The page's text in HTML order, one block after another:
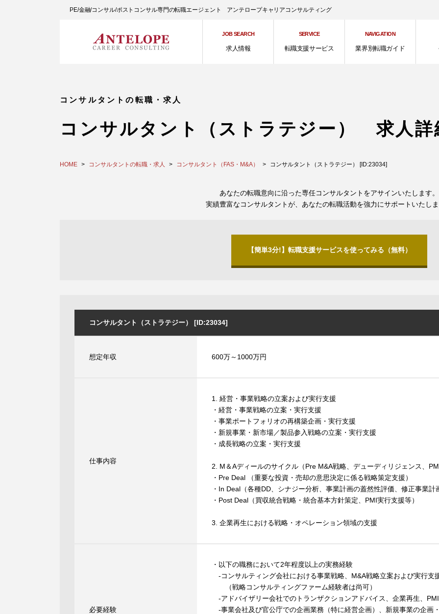
PE/金融/コンサル/ポストコンサル専門の転職エージェント アンテロープキャリアコンサルティング
JOB SEARCH
求人情報
SERVICE
転職支援サービス
NAVIGATION
業界別転職ガイド
コンサルタントの転職・求人
コンサルタント（ストラテジー） 求人詳
HOME コンサルタントの転職・求人 コンサルタント（FAS・M&A） コンサルタント（ストラテジー） [ID:23034]
あなたの転職意向に沿った専任コンサルタントをアサインいたします。
実績豊富なコンサルタントが、あなたの転職活動を強力にサポートいたしま
【簡単3分!】転職支援サービスを使ってみる（無料）
コンサルタント（ストラテジー） [ID:23034]
想定年収 600万～1000万円
仕事内容
1. 経営・事業戦略の立案および実行支援
・経営・事業戦略の立案・実行支援
・事業ポートフォリオの再構築企画・実行支援
・新規事業・新市場／製品参入戦略の立案・実行支援
・成長戦略の立案・実行支援
2. M＆Aディールのサイクル（Pre M&A戦略、デューディリジェンス、
・Pre Deal （重要な投資・売却の意思決定に係る戦略策定支援）
・In Deal（各種DD、シナジー分析、事業計画の蓋然性評価、修正事業計
・Post Deal（買収統合戦略・統合基本方針策定、PMI実行支援等）
3. 企業再生における戦略・オペレーション領域の支援
必要経験
・以下の職務において2年程度以上の実務経験
‐コンサルティング会社における事業戦略、M&A戦略立案および実行支
（戦略コンサルティングファーム経験者は尚可）
‐アドバイザリー会社でのトランザクションアドバイス、企業再生、
‐事業会社及び官公庁での企画業務（特に経営企画）、新規事業の企画